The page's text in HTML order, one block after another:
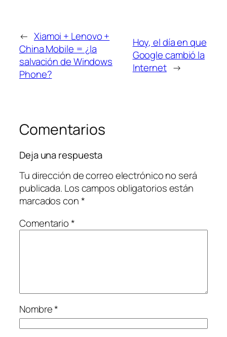
← Xiamoi + Lenovo +
China Mobile = ¿la
salvación de Windows
Phone?
Hoy, el día en que
Google cambió la
Internet →
Comentarios
Deja una respuesta
Tu dirección de correo electrónico no será
publicada. Los campos obligatorios están
marcados con*
Comentario*
Nombre*